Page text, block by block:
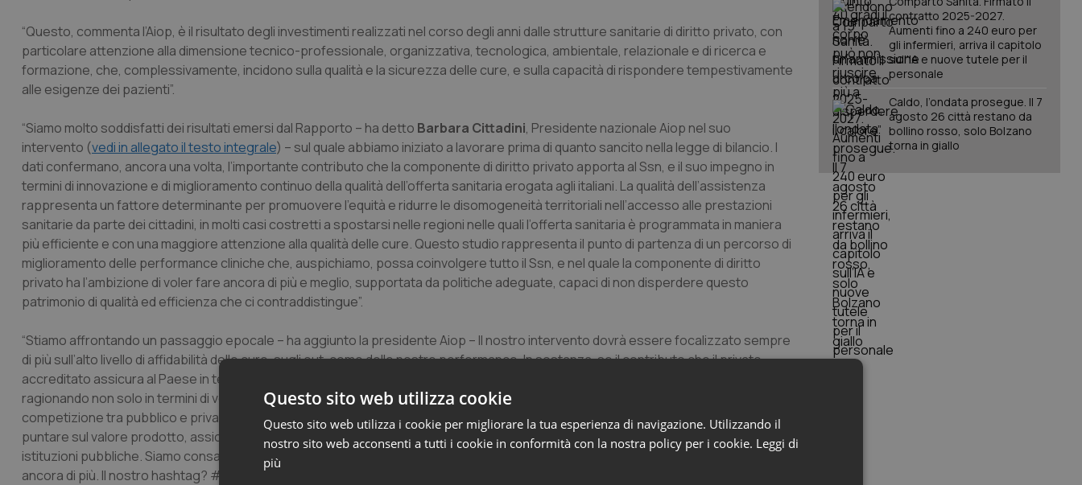
“Questo, commenta l’Aiop, è il risultato degli investimenti realizzati nel corso degli anni dalle strutture sanitarie di diritto privato, con
particolare attenzione alla dimensione tecnico-professionale, organizzativa, tecnologica, ambientale, relazionale e di ricerca e
formazione, che, complessivamente, incidono sulla qualità e la sicurezza delle cure, e sulla capacità di rispondere tempestivamente
alle esigenze dei pazienti”.
“Siamo molto soddisfatti dei risultati emersi dal Rapporto – ha detto Barbara Cittadini, Presidente nazionale Aiop nel suo
intervento (vedi in allegato il testo integrale) – sul quale abbiamo iniziato a lavorare prima di quanto sancito nella legge di bilancio. I
dati confermano, ancora una volta, l’importante contributo che la componente di diritto privato apporta al Ssn, e il suo impegno in
termini di innovazione e di miglioramento continuo della qualità dell’offerta sanitaria erogata agli italiani. La qualità dell’assistenza
rappresenta un fattore determinante per promuovere l’equità e ridurre le disomogeneità territoriali nell’accesso alle prestazioni
sanitarie da parte dei cittadini, in molti casi costretti a spostarsi nelle regioni nelle quali l’offerta sanitaria è programmata in maniera
più efficiente e con una maggiore attenzione alla qualità delle cure. Questo studio rappresenta il punto di partenza di un percorso di
miglioramento delle performance cliniche che, auspichiamo, possa coinvolgere tutto il Ssn, e nel quale la componente di diritto
privato ha l’ambizione di voler fare ancora di più e meglio, supportata da politiche adeguate, capaci di non disperdere questo
patrimonio di qualità ed efficienza che ci contraddistingue”.
“Stiamo affrontando un passaggio epocale – ha aggiunto la presidente Aiop – Il nostro intervento dovrà essere focalizzato sempre
di più sull’alto livello di affidabilità delle cure, sugli out-come delle nostre performance. In sostanza, se il contributo che il privato
accreditato assicura al Paese in temine di volumi è di grande importanza, ora abbiamo la responsabilità di integrare le nostre azioni
ragionando non solo in termini di volume e di rispetto delle norme, ma in termini di qualità degli esiti raggiunti. Non vogliamo aprire una
competizione tra pubblico e privato accreditato, ma non si migliora se non ci si confronta virtuosamente. Dobbiamo sempre
puntare sul valore prodotto, assicurando l’universalismo delle cure. Questo legittimerà ancora di più il nostro ruolo verso le
istituzioni pubbliche. Siamo consapevoli di quanto abbiamo fin ora costruito, ma ora la strada intrapresa ci consentirà di crescere
ancora di più. Il nostro hashtag? #insieme”.
contratto 2025-2027.
Aumenti fino a 240 euro per
gli infermieri, arriva il capitolo
sull'IA e nuove tutele per il
personale
Caldo, l’ondata prosegue. Il 7
agosto 26 città restano da
bollino rosso, solo Bolzano
torna in giallo
Questo sito web utilizza cookie
Questo sito web utilizza i cookie per migliorare la tua esperienza di navigazione. Utilizzando il
nostro sito web acconsenti a tutti i cookie in conformità con la nostra policy per i cookie. Leggi di
più